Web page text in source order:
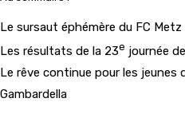
Le sursaut éphémère du FC Metz
Les résultats de la 23e journée
Le rêve continue pour les jeunes
Gambardella